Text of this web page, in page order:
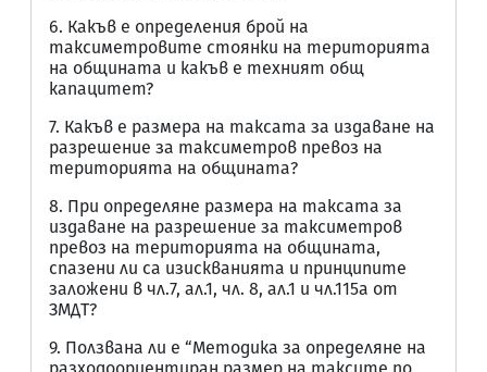
6. Какъв е определения брой на
таксиметровите стоянки на територията
на общината и какъв е техният общ
капацитет?
7. Какъв е размера на таксата за издаване на
разрешение за таксиметров превоз на
територията на общината?
8. При определяне размера на таксата за
издаване на разрешение за таксиметров
превоз на територията на общината,
спазени ли са изискванията и принципите
заложени в чл.7, ал.1, чл. 8, ал.1 и чл.115а от
ЗМДТ?
9. Ползвана ли е “Методика за определяне на